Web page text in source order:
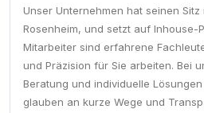
Unser Unternehmen hat seinen
Rosenheim, und setzt auf Inhouse-
Mitarbeiter sind erfahrene
und Präzision für Sie arbeiten. Bei
Beratung und individuelle
glauben an kurze Wege und